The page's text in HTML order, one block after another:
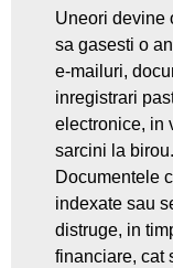
Uneori devine
sa gasesti o
e-mailuri,
inregistrari
electronice, in
sarcini la birou.
Documentele
indexate sau
distruge, in
financiare, cat